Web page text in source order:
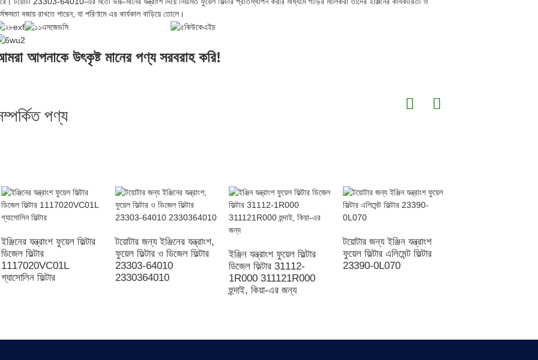
বজায় রাখতে পারেন, যা পরিণামে এর কার্যকাল বাড়িয়ে তোলে।
আপনাকে উৎকৃষ্ট মানের পণ্য সরবরাহ করি!
পণ্য
ইঞ্জিনের যন্ত্রাংশ ফুয়েল ফিল্টার
ডিজেল ফিল্টার
1117020VC01L
গ্যাসোলিন ফিল্টার
টয়োটার জন্য ইঞ্জিনের যন্ত্রাংশ,
ফুয়েল ফিল্টার ও ডিজেল ফিল্টার
23303-64010
2330364010
ইঞ্জিন যন্ত্রাংশ ফুয়েল ফিল্টার
ডিজেল ফিল্টার 31112-
1R000 311121R000
হুন্দাই, কিয়া-এর জন্য
টয়োটার জন্য ইঞ্জিন যন্ত্রাংশ
ফুয়েল ফিল্টার এলিমেন্ট ফিল্টার
23390-0L070